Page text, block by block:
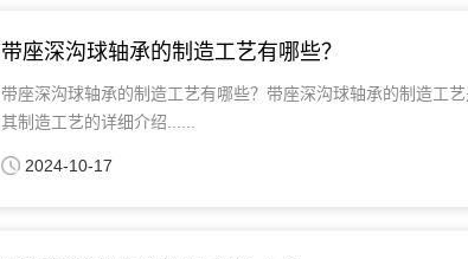
带座深沟球轴承的制造工艺有哪些？
带座深沟球轴承的制造工艺有哪些？带座深沟球轴承的制造工
其制造工艺的详细介绍......
2024-10-17